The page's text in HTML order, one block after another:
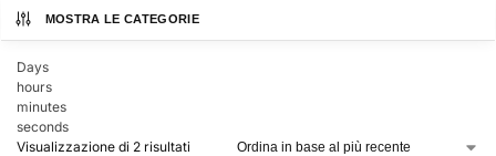
MOSTRA LE CATEGORIE
Days
hours
minutes
seconds
Visualizzazione di 2 risultati